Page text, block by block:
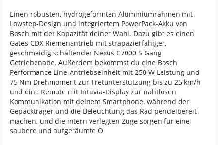
Einen robusten, hydrogeformten Aluminiumrahmen mit
Lowstep-Design und integriertem PowerPack-Akku von
Bosch mit der Kapazität deiner Wahl. Dazu gibt es einen
Gates CDX Riemenantrieb mit strapazierfähiger,
geschmeidig schaltender Nexus C7000 5-Gang-
Getriebenabe. Außerdem bekommst du eine Bosch
Performance Line-Antriebseinheit mit 250 W Leistung und
75 Nm Drehmoment zur Tretunterstützung bis zu 25 km/h
und eine Remote mit Intuvia-Display zur nahtlosen
Kommunikation mit deinem Smartphone. während der
Gepäckträger und die Beleuchtung das Rad pendelbereit
machen. und die intern verlegten Züge sorgen für eine
saubere und aufgeräumte O